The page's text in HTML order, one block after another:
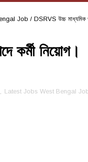
Job / DSRVS উচ্চ মাধ্যমিক
কর্মী নিয়োগ।
, Latest Jobs West Bengal